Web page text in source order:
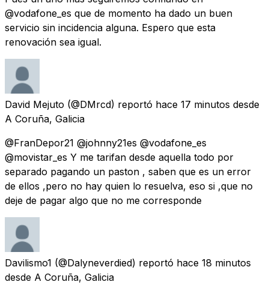
@vodafone_es que de momento ha dado un buen
servicio sin incidencia alguna. Espero que esta
renovación sea igual.
David Mejuto (@DMrcd) reportó hace 17 minutos desde
A Coruña, Galicia
@FranDepor21 @johnny21es @vodafone_es
@movistar_es Y me tarifan desde aquella todo por
separado pagando un paston , saben que es un error
de ellos ,pero no hay quien lo resuelva, eso si ,que no
deje de pagar algo que no me corresponde
Davilismo1 (@Dalyneverdied) reportó hace 18 minutos
desde A Coruña, Galicia